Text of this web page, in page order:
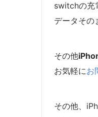
switchの充
データその
その他
お気軽にお
その他、